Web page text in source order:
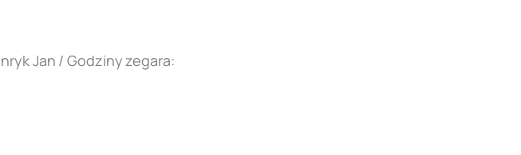
Jan / Godziny zegara: